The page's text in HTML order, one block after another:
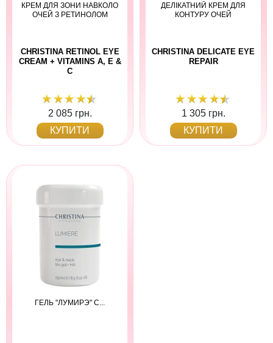
КРЕМ ДЛЯ ЗОНИ НАВКОЛО
ОЧЕЙ З РЕТИНОЛОМ
CHRISTINA RETINOL EYE
CREAM + VITAMINS A, E &
C
2 085 грн.
КУПИТИ
ДЕЛІКАТНИЙ КРЕМ ДЛЯ
КОНТУРУ ОЧЕЙ
CHRISTINA DELICATE EYE
REPAIR
1 305 грн.
КУПИТИ
ГЕЛЬ "ЛУМИРЭ" С...